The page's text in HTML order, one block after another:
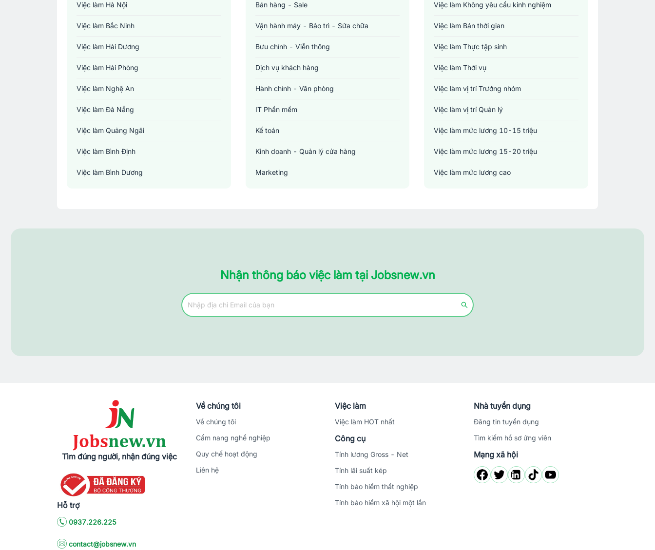
Việc làm Hà Nội
Việc làm Bắc Ninh
Việc làm Hải Dương
Việc làm Hải Phòng
Việc làm Nghệ An
Việc làm Đà Nẵng
Việc làm Quảng Ngãi
Việc làm Bình Định
Việc làm Bình Dương
Bán hàng - Sale
Vận hành máy - Bảo trì - Sửa chữa
Bưu chính - Viễn thông
Dịch vụ khách hàng
Hành chính - Văn phòng
IT Phần mềm
Kế toán
Kinh doanh - Quản lý cửa hàng
Marketing
Việc làm Không yêu cầu kinh nghiệm
Việc làm Bán thời gian
Việc làm Thực tập sinh
Việc làm Thời vụ
Việc làm vị trí Trưởng nhóm
Việc làm vị trí Quản lý
Việc làm mức lương 10-15 triệu
Việc làm mức lương 15-20 triệu
Việc làm mức lương cao
Nhận thông báo việc làm tại Jobsnew.vn
Tìm đúng người, nhận đúng việc
Hỗ trợ
0937.226.225
contact@jobsnew.vn
Về chúng tôi
Về chúng tôi
Cẩm nang nghề nghiệp
Quy chế hoạt động
Liên hệ
Việc làm
Việc làm HOT nhất
Công cụ
Tính lương Gross - Net
Tính lãi suất kép
Tính bảo hiểm thất nghiệp
Tính bảo hiểm xã hội một lần
Nhà tuyển dụng
Đăng tin tuyển dụng
Tìm kiếm hồ sơ ứng viên
Mạng xã hội